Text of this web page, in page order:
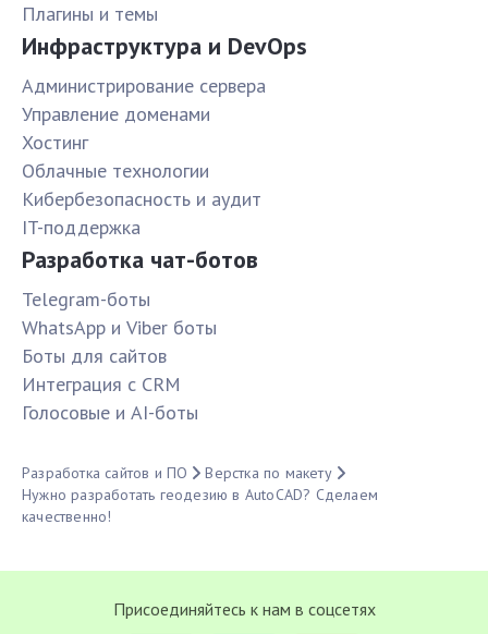
Плагины и темы
Инфраструктура и DevOps
Администрирование сервера
Управление доменами
Хостинг
Облачные технологии
Кибербезопасность и аудит
IT-поддержка
Разработка чат-ботов
Telegram-боты
WhatsApp и Viber боты
Боты для сайтов
Интеграция с CRM
Голосовые и AI-боты
Разработка сайтов и ПО
Верстка по макету
Нужно разработать геодезию в AutoCAD? Сделаем
качественно!
Присоединяйтесь к нам в соцсетях